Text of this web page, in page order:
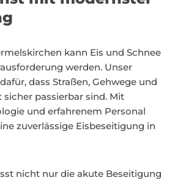
kann Eis und Schnee
werden. Unser
dass Straßen, Gehwege und
sicher passierbar sind. Mit
und erfahrenem Personal
zuverlässige Eisbeseitigung in
nicht nur die akute Beseitigung